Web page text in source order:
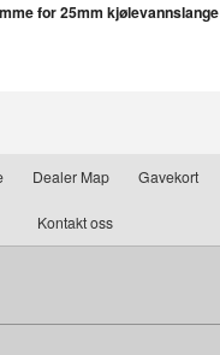
for 25mm kjølevannslange
Dealer Map Gavekort
Kontakt oss